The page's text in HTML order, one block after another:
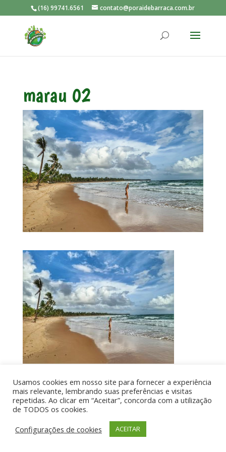
(16) 99741.6561 contato@poraidebarraca.com.br
marau 02
Por aí de Barraca - direitos reservados - Desenvolvido
Usamos cookies em nosso site para fornecer a experiência
mais relevante, lembrando suas preferências e visitas
repetidas. Ao clicar em “Aceitar”, concorda com a utilização
de TODOS os cookies.
Configurações de cookies
ACEITAR